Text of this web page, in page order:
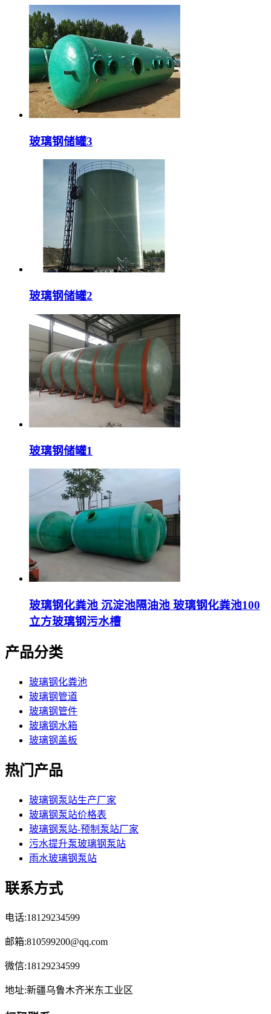
玻璃钢储罐3
玻璃钢储罐2
玻璃钢储罐1
玻璃钢化粪池 沉淀池隔油池 玻璃钢化粪池100
立方玻璃钢污水槽
产品分类
玻璃钢化粪池
玻璃钢管道
玻璃钢管件
玻璃钢水箱
玻璃钢盖板
热门产品
玻璃钢泵站生产厂家
玻璃钢泵站价格表
玻璃钢泵站-预制泵站厂家
污水提升泵玻璃钢泵站
雨水玻璃钢泵站
联系方式
电话:18129234599
邮箱:810599200@qq.com
微信:18129234599
地址:新疆乌鲁木齐米东工业区